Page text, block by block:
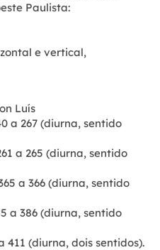
Paulista:
e vertical,
Luís
a 267 (diurna, sentido
a 265 (diurna, sentido
a 366 (diurna, sentido
a 386 (diurna, sentido
411 (diurna, dois sentidos).